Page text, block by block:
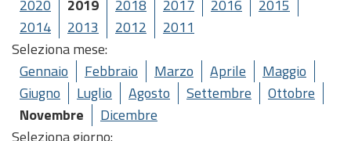
2020
2019 2018 2017 2016
2015
2014
2013 2012
2011
Seleziona mese:
Gennaio
Febbraio Marzo Aprile
Maggio
Giugno
Luglio Agosto Settembre
Ottobre
Novembre
Dicembre
Seleziona giorno: